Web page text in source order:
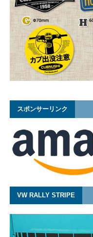
スポンサーリンク
VW RALLY STRIPE